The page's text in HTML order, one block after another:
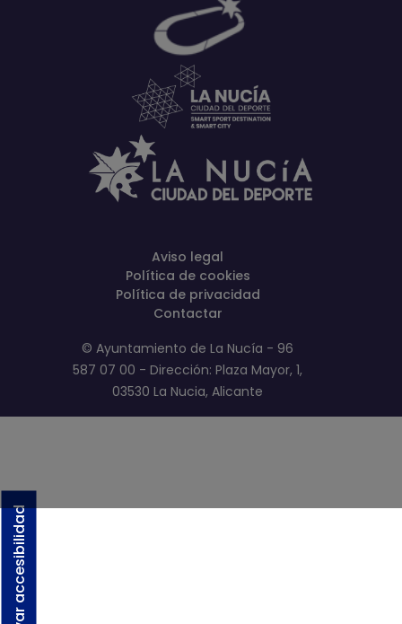
Activar accesibilidad
Aviso legal
Política de cookies
Política de privacidad
Contactar
© Ayuntamiento de La Nucía - 96
587 07 00 - Dirección: Plaza Mayor, 1,
03530 La Nucia, Alicante